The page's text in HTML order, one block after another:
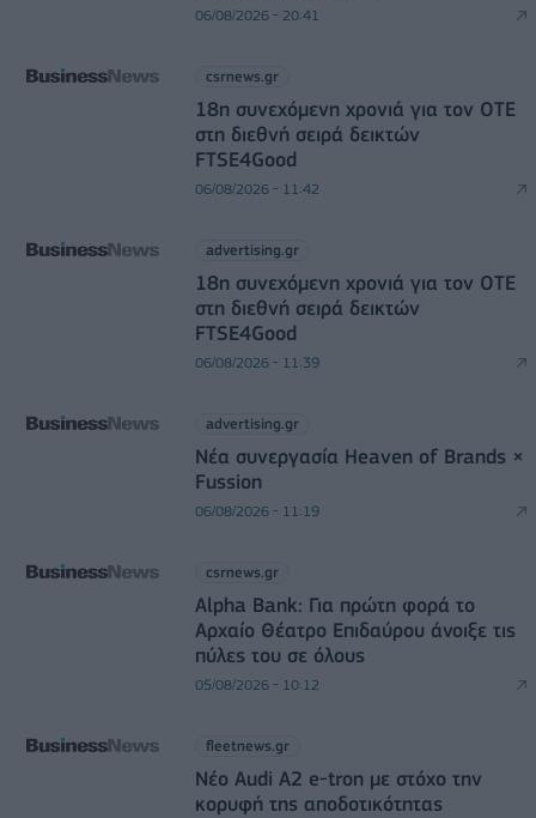
06/08/2026 - 20:41
csrnews.gr
18η συνεχόμενη χρονιά για τον ΟΤΕ
στη διεθνή σειρά δεικτών
FTSE4Good
06/08/2026 - 11:42
advertising.gr
18η συνεχόμενη χρονιά για τον ΟΤΕ
στη διεθνή σειρά δεικτών
FTSE4Good
06/08/2026 - 11:39
advertising.gr
Νέα συνεργασία Heaven of Brands ×
Fussion
06/08/2026 - 11:19
csrnews.gr
Alpha Bank: Για πρώτη φορά το
Αρχαίο Θέατρο Επιδαύρου άνοιξε τις
πύλες του σε όλους
05/08/2026 - 10:12
fleetnews.gr
Νέο Audi A2 e-tron με στόχο την
κορυφή της αποδοτικότητας